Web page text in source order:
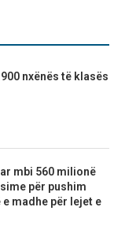
nxënës të klasës
mbi 560 milionë
për pushim
madhe për lejet e